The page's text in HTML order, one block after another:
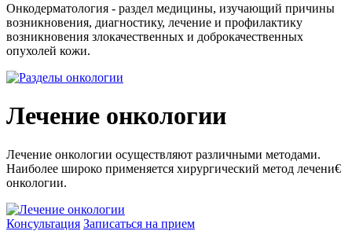
Онкодерматология - раздел медицины, изучающий причины
возникновения, диагностику, лечение и профилактику
возникновения злокачественных и доброкачественных
опухолей кожи.
Лечение онкологии
Лечение онкологии осуществляют различными методами.
Наиболее широко применяется хирургический метод лечени€
онкологии.
Консультация Записаться на прием